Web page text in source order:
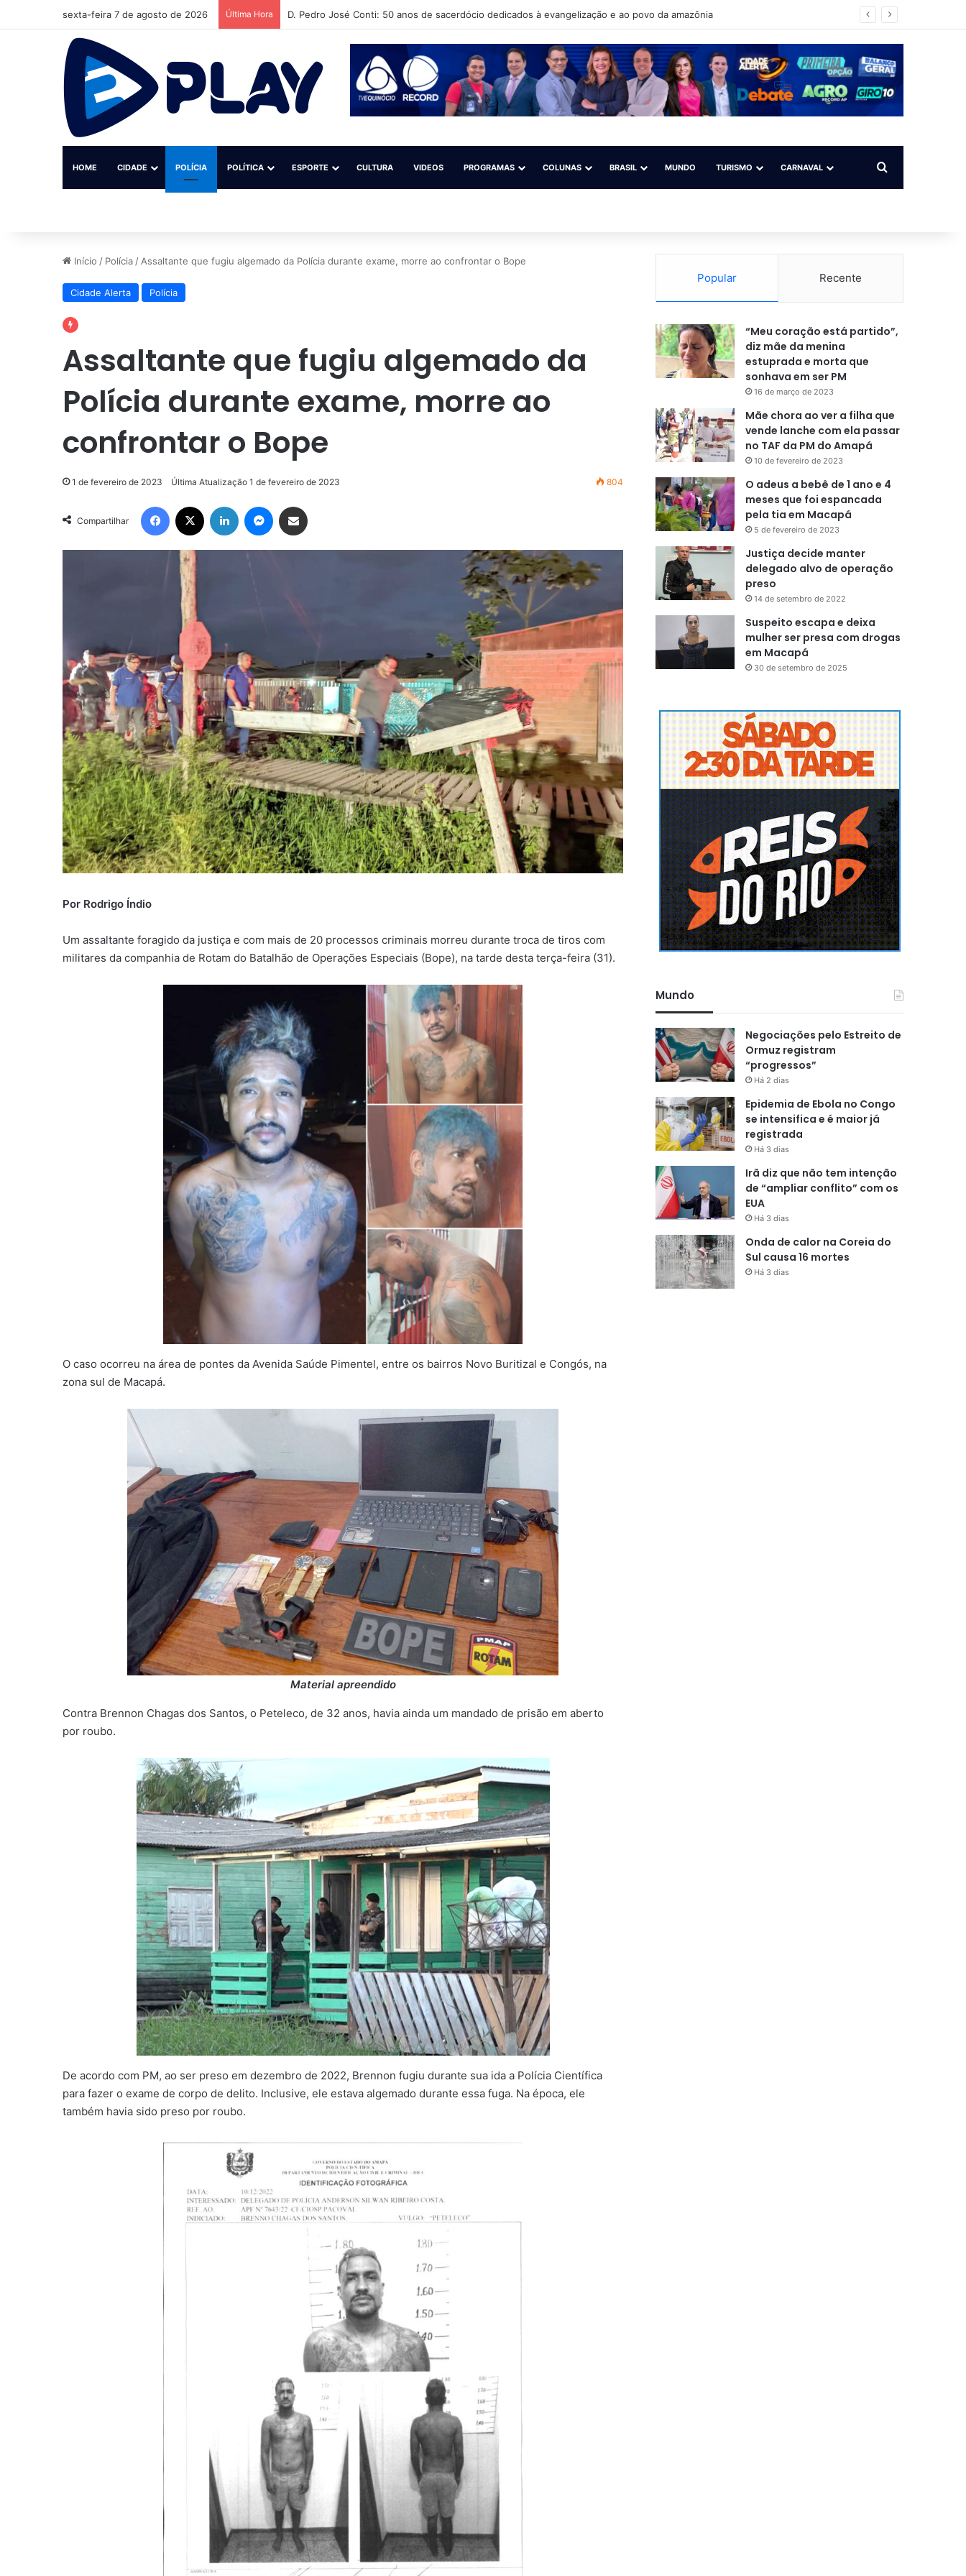
sexta-feira 7 de agosto de 2026 Última Hora Instituto Cultural Língua Solta (Iacls) abre matrículas para o projeto “Natação é para todos”
HOME CIDADE POLÍCIA POLÍTICA ESPORTE CULTURA VIDEOS PROGRAMAS COLUNAS BRASIL MUNDO TURISMO CARNAVAL Procurar por
Início / Polícia / Assaltante que fugiu algemado da Polícia durante exame, morre ao confrontar o Bope
Cidade Alerta Polícia
Assaltante que fugiu algemado da
Polícia durante exame, morre ao
confrontar o Bope
1 de fevereiro de 2023 Última Atualização 1 de fevereiro de 2023 804
Compartilhar
Facebook Linkedin Messenger
Por Rodrigo Índio
Um assaltante foragido da justiça e com mais de 20 processos criminais morreu durante troca de tiros com
militares da companhia de Rotam do Batalhão de Operações Especiais (Bope), na tarde desta terça-feira (31).
O caso ocorreu na área de pontes da Avenida Saúde Pimentel, entre os bairros Novo Buritizal e Congós, na
zona sul de Macapá.
Material apreendido
Contra Brennon Chagas dos Santos, o Peteleco, de 32 anos, havia ainda um mandado de prisão em aberto
por roubo.
De acordo com PM, ao ser preso em dezembro de 2022, Brennon fugiu durante sua ida a Polícia Científica
para fazer o exame de corpo de delito. Inclusive, ele estava algemado durante essa fuga. Na época, ele
também havia sido preso por roubo.
Popular Recente
“Meu coração está partido”,
diz mãe da menina
estuprada e morta que
sonhava em ser PM
16 de março de 2023
Mãe chora ao ver a filha que
vende lanche com ela passar
no TAF da PM do Amapá
10 de fevereiro de 2023
O adeus a bebê de 1 ano e 4
meses que foi espancada
pela tia em Macapá
5 de fevereiro de 2023
Justiça decide manter
delegado alvo de operação
preso
14 de setembro de 2022
Suspeito escapa e deixa
mulher ser presa com drogas
em Macapá
30 de setembro de 2025
Mundo
Negociações pelo Estreito de
Ormuz registram
“progressos”
Há 2 dias
Epidemia de Ebola no Congo
se intensifica e é maior já
registrada
Há 3 dias
Irã diz que não tem intenção
de “ampliar conflito” com os
EUA
Há 3 dias
Onda de calor na Coreia do
Sul causa 16 mortes
Há 3 dias